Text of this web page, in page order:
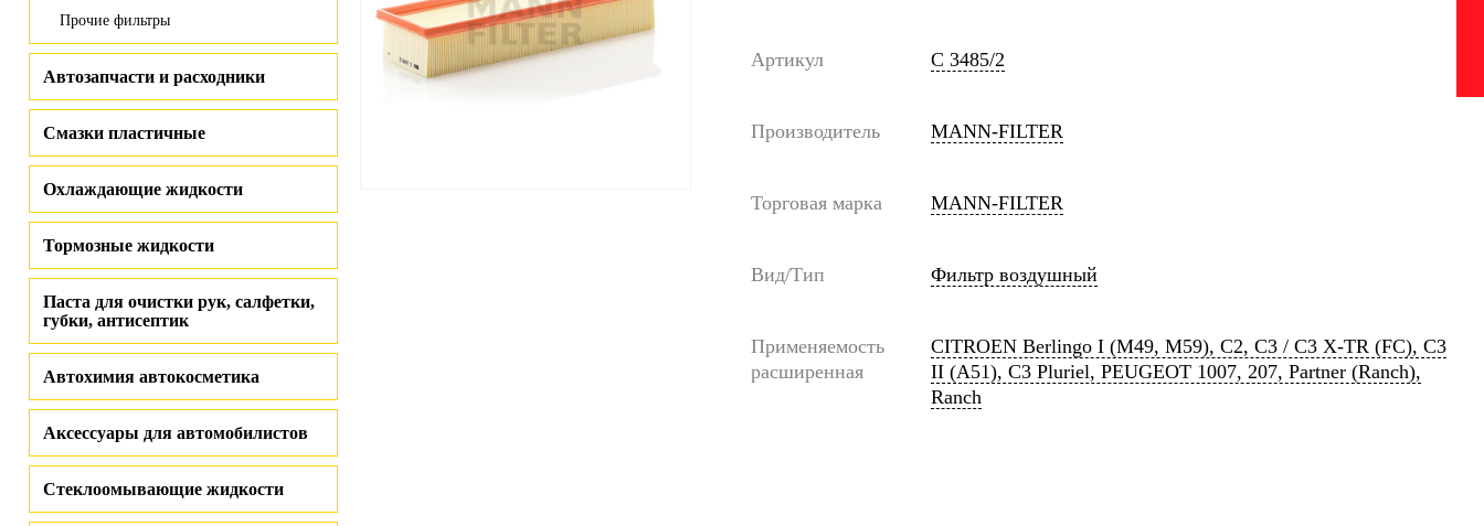
Прочие фильтры
Автозапчасти и расходники
Смазки пластичные
Охлаждающие жидкости
Тормозные жидкости
Паста для очистки рук, салфетки,
губки, антисептик
Автохимия автокосметика
Аксессуары для автомобилистов
Стеклоомывающие жидкости
Артикул C 3485/2
Производитель MANN-FILTER
Торговая марка MANN-FILTER
Вид/Тип Фильтр воздушный
Применяемость
расширенная
CITROEN Berlingo I (M49, M59), C2, C3 / C3 X-TR (FC), C3
II (A51), C3 Pluriel, PEUGEOT 1007, 207, Partner (Ranch),
Ranch